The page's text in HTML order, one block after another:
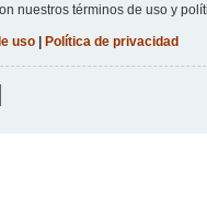
nuestros términos de uso y
uso| Política de privacidad